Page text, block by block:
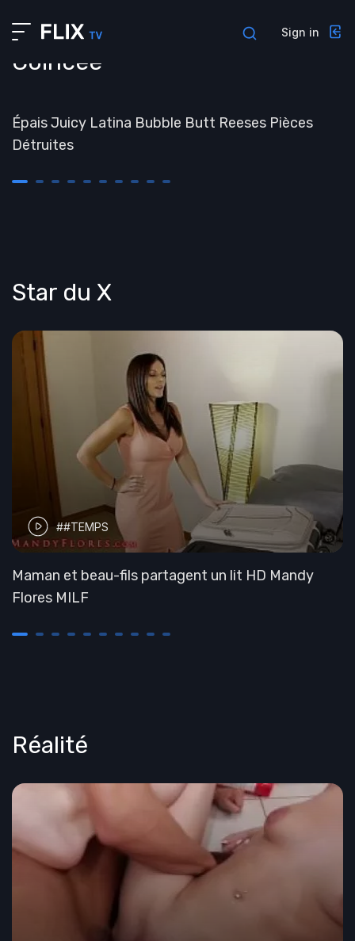
Profile
Contacts
Admin pages
Privacy policy
Sign in
Sign in
Coincée
##TEMPS
Épais Juicy Latina Bubble Butt Reeses Pièces
Détruites
Star du X
##TEMPS
Maman et beau-fils partagent un lit HD Mandy
Flores MILF
Réalité